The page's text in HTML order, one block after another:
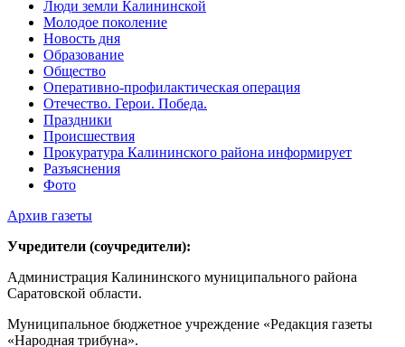
Люди земли Калининской
Молодое поколение
Новость дня
Образование
Общество
Оперативно-профилактическая операция
Отечество. Герои. Победа.
Праздники
Происшествия
Прокуратура Калининского района информирует
Разъяснения
Фото
Архив газеты
Учредители (соучредители):
Администрация Калининского муниципального района
Саратовской области.
Муниципальное бюджетное учреждение «Редакция газеты
«Народная трибуна».